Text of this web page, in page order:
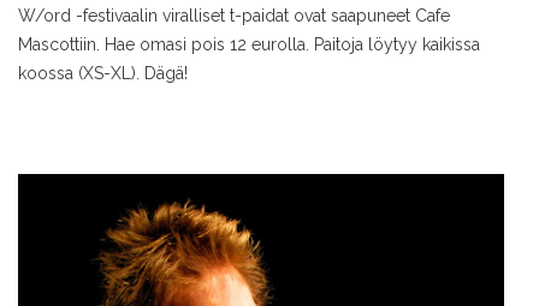
W/ord -festivaalin viralliset t-paidat ovat saapuneet Cafe
Mascottiin. Hae omasi pois 12 eurolla. Paitoja löytyy kaikissa
koossa (XS-XL). Dägä!